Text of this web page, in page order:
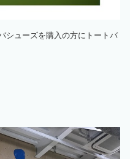
シューズを購入の方にトートバ